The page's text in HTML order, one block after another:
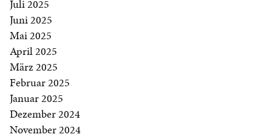
Juli 2025
Juni 2025
Mai 2025
April 2025
März 2025
Februar 2025
Januar 2025
Dezember 2024
November 2024